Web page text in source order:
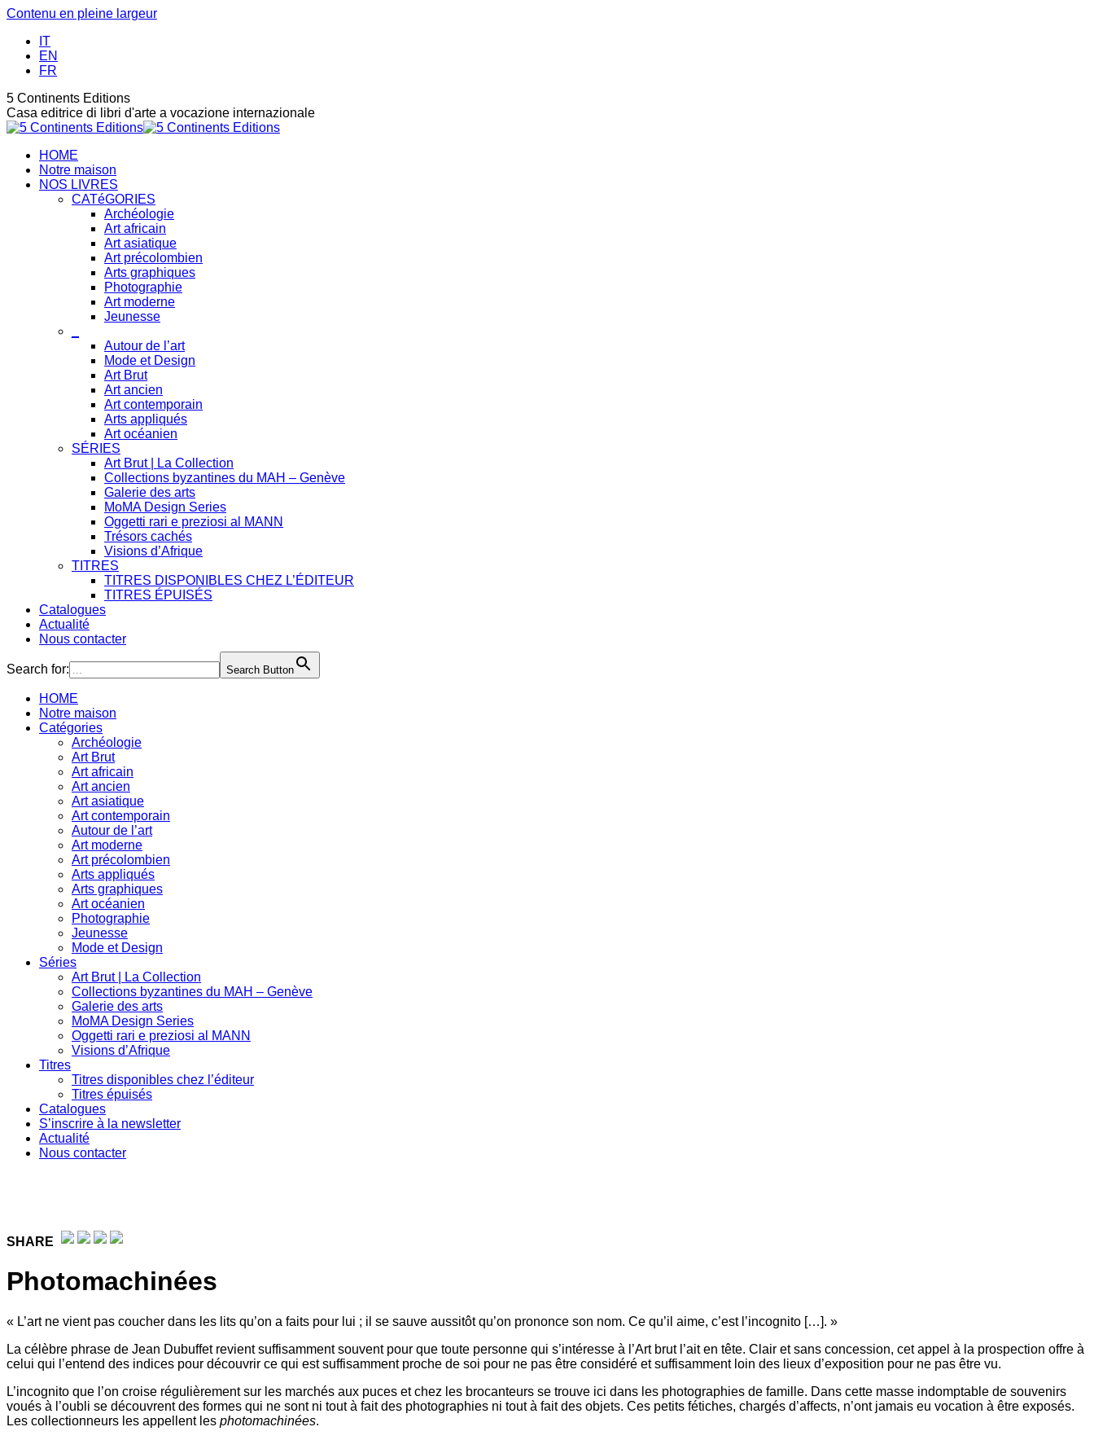
Contenu en pleine largeur
IT
EN
FR
5 Continents Editions
Casa editrice di libri d'arte a vocazione internazionale
HOME
Notre maison
NOS LIVRES
CATéGORIES
Archéologie
Art africain
Art asiatique
Art précolombien
Arts graphiques
Photographie
Art moderne
Jeunesse
Autour de l’art
Mode et Design
Art Brut
Art ancien
Art contemporain
Arts appliqués
Art océanien
SÉRIES
Art Brut | La Collection
Collections byzantines du MAH – Genève
Galerie des arts
MoMA Design Series
Oggetti rari e preziosi al MANN
Trésors cachés
Visions d’Afrique
TITRES
TITRES DISPONIBLES CHEZ L’ÉDITEUR
TITRES ÉPUISÉS
Catalogues
Actualité
Nous contacter
Search for: Search Button
HOME
Notre maison
Catégories
Archéologie
Art Brut
Art africain
Art ancien
Art asiatique
Art contemporain
Autour de l’art
Art moderne
Art précolombien
Arts appliqués
Arts graphiques
Art océanien
Photographie
Jeunesse
Mode et Design
Séries
Art Brut | La Collection
Collections byzantines du MAH – Genève
Galerie des arts
MoMA Design Series
Oggetti rari e preziosi al MANN
Visions d’Afrique
Titres
Titres disponibles chez l’éditeur
Titres épuisés
Catalogues
S’inscrire à la newsletter
Actualité
Nous contacter
SHARE
Photomachinées
« L’art ne vient pas coucher dans les lits qu’on a faits pour lui ; il se sauve aussitôt qu’on prononce son nom. Ce qu’il aime, c’est l’incognito […]. »
La célèbre phrase de Jean Dubuffet revient suffisamment souvent pour que toute personne qui s’intéresse à l’Art brut l’ait en tête. Clair et sans concession, cet appel à la prospection offre à
celui qui l’entend des indices pour découvrir ce qui est suffisamment proche de soi pour ne pas être considéré et suffisamment loin des lieux d’exposition pour ne pas être vu.
L’incognito que l’on croise régulièrement sur les marchés aux puces et chez les brocanteurs se trouve ici dans les photographies de famille. Dans cette masse indomptable de souvenirs
voués à l’oubli se découvrent des formes qui ne sont ni tout à fait des photographies ni tout à fait des objets. Ces petits fétiches, chargés d’affects, n’ont jamais eu vocation à être exposés.
Les collectionneurs les appellent les photomachinées.